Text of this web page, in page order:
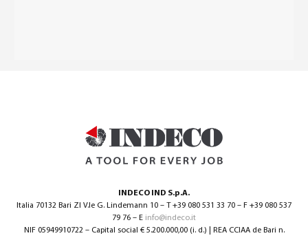
INDECO IND S.p.A.
Italia 70132 Bari ZI V.le G. Lindemann 10 – T +39 080 531 33 70 – F +39 080 537
79 76 – E info@indeco.it
NIF 05949910722 – Capital social € 5.200.000,00 (i. d.) | REA CCIAA de Bari n.